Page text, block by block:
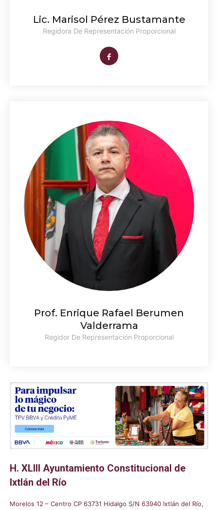
Lic. Marisol Pérez Bustamante
Regidora De Representación Proporcional
Prof. Enrique Rafael Berumen
Valderrama
Regidor De Representación Proporcional
H. XLIII Ayuntamiento Constitucional de
Ixtlán del Río
Morelos 12 – Centro CP 63731 Hidalgo S/N 63940 Ixtlán del Río,